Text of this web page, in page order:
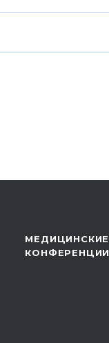
МЕДИЦИНСКИЕ
КОНФЕРЕНЦИИ